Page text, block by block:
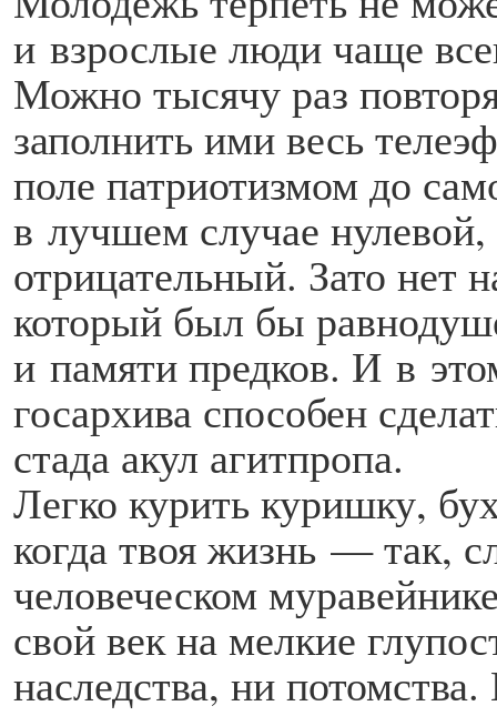
и взрослые люди чаще
Можно тысячу раз
заполнить ими весь
поле патриотизмом до
в лучшем случае
отрицательный. Зато нет
который был бы
и памяти предков. И в
госархива способен
стада акул агитпропа.
Легко курить куришку,
когда твоя жизнь — так,
человеческом
свой век на мелкие
наследства, ни